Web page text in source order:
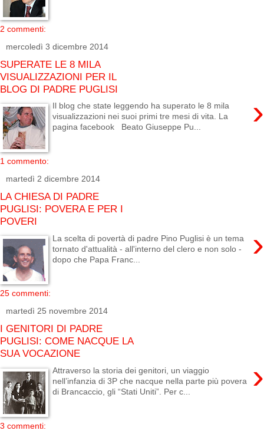
2 commenti:
mercoledì 3 dicembre 2014
SUPERATE LE 8 MILA
VISUALIZZAZIONI PER IL
BLOG DI PADRE PUGLISI
›
Il blog che state leggendo ha superato le 8 mila
visualizzazioni nei suoi primi tre mesi di vita. La
pagina facebook Beato Giuseppe Pu...
1 commento:
martedì 2 dicembre 2014
LA CHIESA DI PADRE
PUGLISI: POVERA E PER I
POVERI
›
La scelta di povertà di padre Pino Puglisi è un tema
tornato d'attualità - all'interno del clero e non solo -
dopo che Papa Franc...
25 commenti:
martedì 25 novembre 2014
I GENITORI DI PADRE
PUGLISI: COME NACQUE LA
SUA VOCAZIONE
›
Attraverso la storia dei genitori, un viaggio
nell’infanzia di 3P che nacque nella parte più povera
di Brancaccio, gli “Stati Uniti”. Per c...
3 commenti: